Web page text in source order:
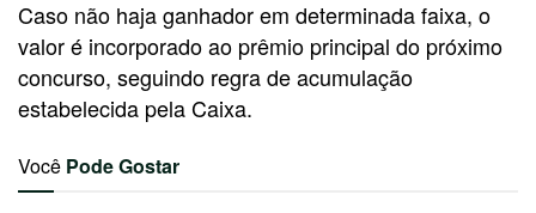
Caso não haja ganhador em determinada faixa, o
valor é incorporado ao prêmio principal do próximo
concurso, seguindo regra de acumulação
estabelecida pela Caixa.
Você Pode Gostar